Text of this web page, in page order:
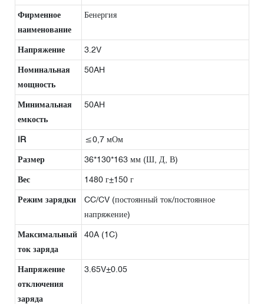
Фирменное
наименование
Бенергия
Напряжение 3.2V
Номинальная
мощность
50AH
Минимальная
емкость
50AH
IR ≤0,7 мОм
Размер 36*130*163 мм (Ш, Д, В)
Вес 1480 г±150 г
Режим зарядки
CC/CV (постоянный ток/постоянное
напряжение)
Максимальный
ток заряда
40A (1C)
Напряжение
отключения
заряда
3.65V±0.05